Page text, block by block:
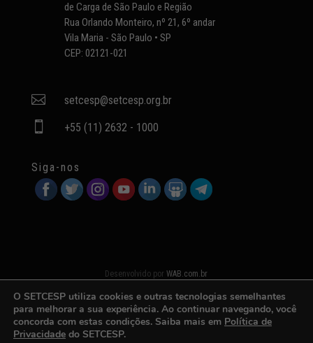
de Carga de São Paulo e Região
Rua Orlando Monteiro, nº 21, 6º andar
Vila Maria - São Paulo • SP
CEP: 02121-021
 setcesp@setcesp.org.br
 +55 (11) 2632 - 1000
Siga-nos
Desenvolvido porWAB.com.br
O SETCESP utiliza cookies e outras tecnologias semelhantes
para melhorar a sua experiência. Ao continuar navegando, você
concorda com estas condições. Saiba mais em Política de
Privacidade do SETCESP.